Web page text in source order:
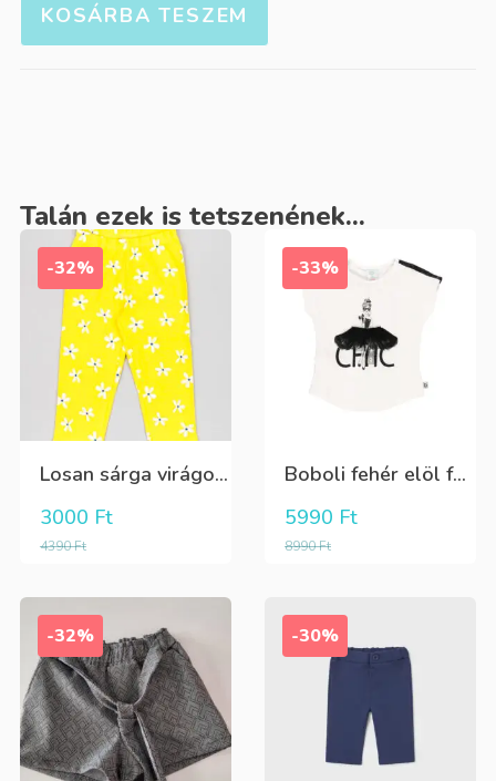
KOSÁRBA TESZEM
Talán ezek is tetszenének...
-32%
Losan sárga virágos 3/4-es leggings
4390Ft
3000 Ft
-33%
Boboli fehér elöl fekete tüll+gyöngyös csini póló
8990Ft
5990 Ft
-32% -30%